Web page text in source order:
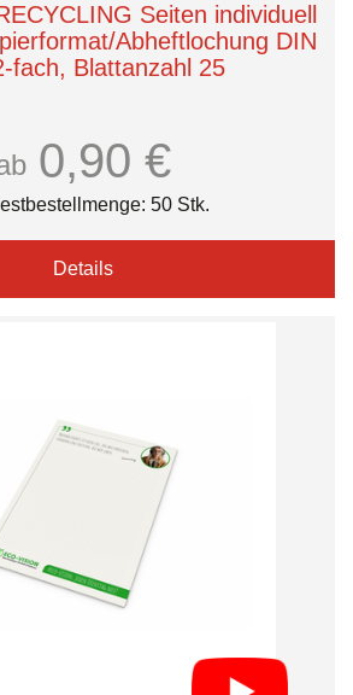
Seiten individuell
Abheftlochung DIN
fach, Blattanzahl 25
0,90 €
50 Stk.
Details